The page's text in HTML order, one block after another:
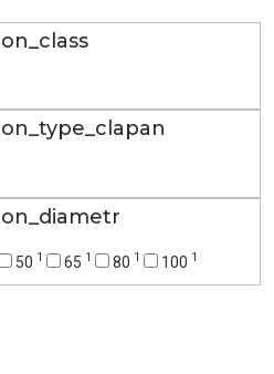
50 1 65 1 80 1 100 1